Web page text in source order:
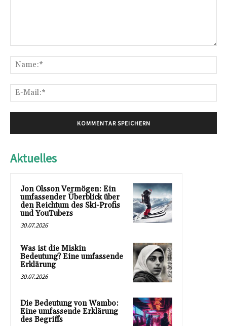
Aktuelles
Jon Olsson Vermögen: Ein
umfassender Überblick über
den Reichtum des Ski-Profis
und YouTubers
30.07.2026
Was ist die Miskin
Bedeutung? Eine umfassende
Erklärung
30.07.2026
Die Bedeutung von Wambo:
Eine umfassende Erklärung
des Begriffs